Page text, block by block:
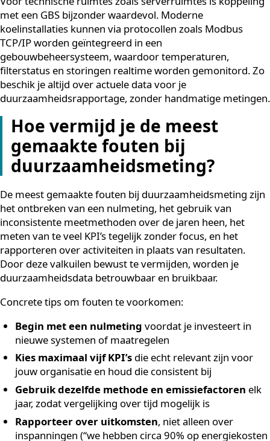
Gebouwbeheersystemen (GBS):realtime
van energieverbruik, temperatuur en
klimaatinstallaties; ideaal voor organisaties met
meerdere technische ruimtes
Slimme energiemeters:geven inzicht in
verbruikspatronen per afdeling of systeem, wat
gerichte besparingen mogelijk maakt
ESG-platforms:verzamelen data uit meerdere
bronnen en genereren automatisch rapportages
basis van internationale standaarden
ISO 50001:een internationaal erkend
om energieverbruik structureel te meten en te
verbeteren
Voor technische ruimtes zoals serverruimtes is
met een GBS bijzonder waardevol. Moderne
koelinstallaties kunnen via protocollen zoals Modbus
TCP/IP worden geïntegreerd in een
gebouwbeheersysteem, waardoor temperaturen,
beschik je altijd over actuele data voor je
duurzaamheidsrapportage, zonder handmatige
Hoe vermijd je de meest
gemaakte fouten bij
duurzaamheidsmeting?